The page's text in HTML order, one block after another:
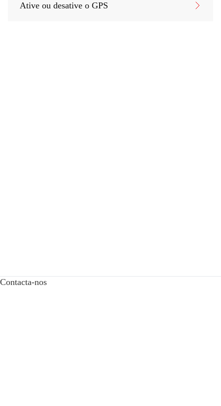
Ative ou desative o GPS
Contacta-nos